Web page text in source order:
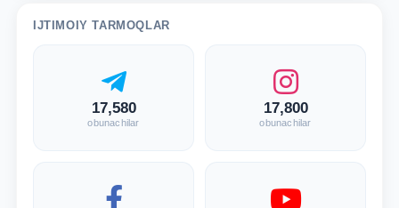
IJTIMOIY TARMOQLAR
17,580
obunachilar
17,800
obunachilar